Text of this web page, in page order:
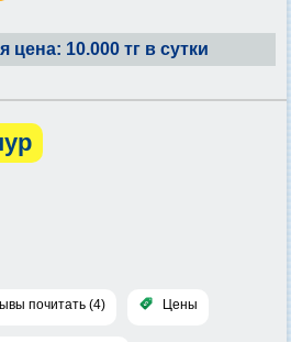
цена: 10.000 тг в сутки
почитать (4) Цены